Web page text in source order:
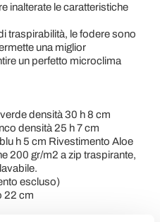
inalterate le caratteristiche
traspirabilità, le fodere sono
una miglior
un perfetto microclima
densità 30 h 8 cm
25 h 7 cm
cm Rivestimento Aloe
200 gr/m2 a zip traspirante,
escluso)
22 cm